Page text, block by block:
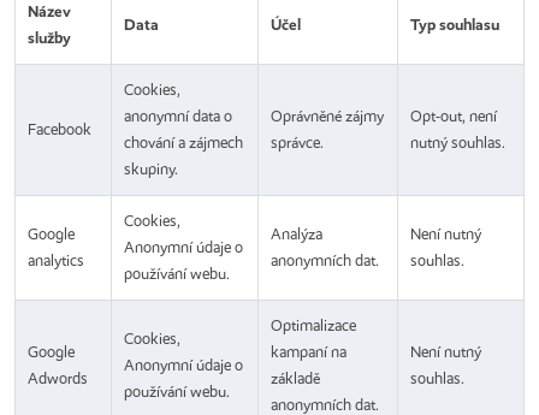
Název
služby
Data Účel Typ souhlasu
Facebook
Cookies,
anonymní data o
chování a zájmech
skupiny.
Oprávněné zájmy
správce.
Opt-out, není
nutný souhlas.
Google
analytics
Cookies,
Anonymní údaje o
používání webu.
Analýza
anonymních dat.
Není nutný
souhlas.
Google
Adwords
Cookies,
Anonymní údaje o
používání webu.
Optimalizace
kampaní na
základě
anonymních dat.
Není nutný
souhlas.